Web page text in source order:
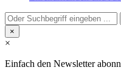
×
×
Einfach den Newsletter